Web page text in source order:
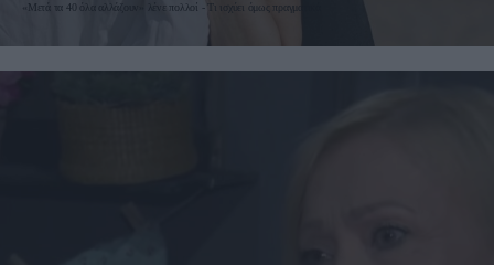
«Μετά τα 40 όλα αλλάζουν» λένε πολλοί - Τι ισχύει όμως πραγματικά